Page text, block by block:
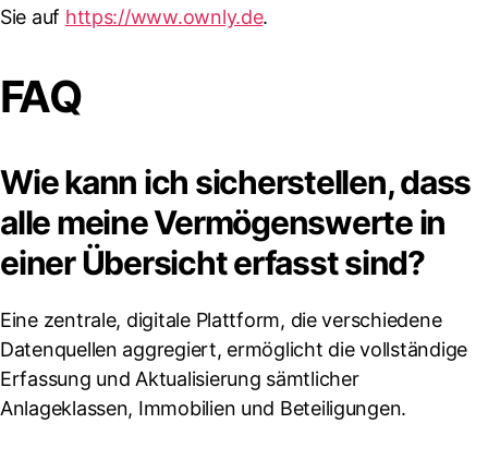
Sie auf https://www.ownly.de.
FAQ
Wie kann ich sicherstellen, dass
alle meine Vermögenswerte in
einer Übersicht erfasst sind?
Eine zentrale, digitale Plattform, die verschiedene
Datenquellen aggregiert, ermöglicht die vollständige
Erfassung und Aktualisierung sämtlicher
Anlageklassen, Immobilien und Beteiligungen.